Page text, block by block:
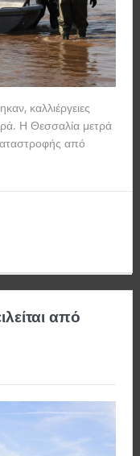
καλλιέργειες
Η Θεσσαλία μετρά
από
από